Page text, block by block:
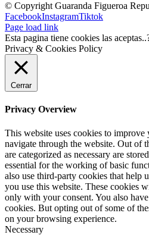
© Copyright Guaranda Figueroa
FacebookInstagramTiktok
Page load link
Esta pagina tiene cookies las
Privacy & Cookies Policy
Cerrar
Privacy Overview
This website uses cookies to
navigate through the website. Out of
are categorized as necessary are
essential for the working of basic
also use third-party cookies that help
you use this website. These cookies
only with your consent. You also
cookies. But opting out of some of
on your browsing experience.
Necessary